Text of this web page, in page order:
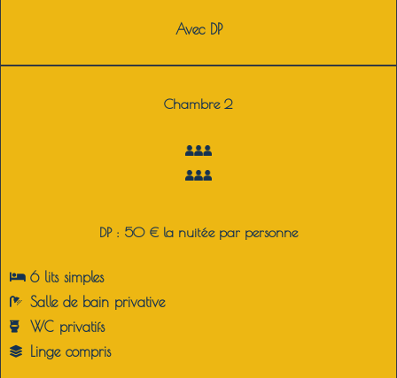
Avec DP
Chambre 2
DP : 50 € la nuitée par personne
6 lits simples
Salle de bain privative
WC privatifs
Linge compris